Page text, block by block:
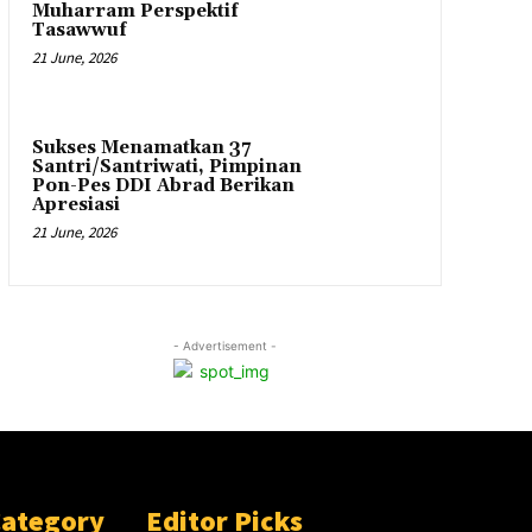
Muharram Perspektif
Tasawwuf
21 June, 2026
Sukses Menamatkan 37
Santri/Santriwati, Pimpinan
Pon-Pes DDI Abrad Berikan
Apresiasi
21 June, 2026
- Advertisement -
Editor Picks